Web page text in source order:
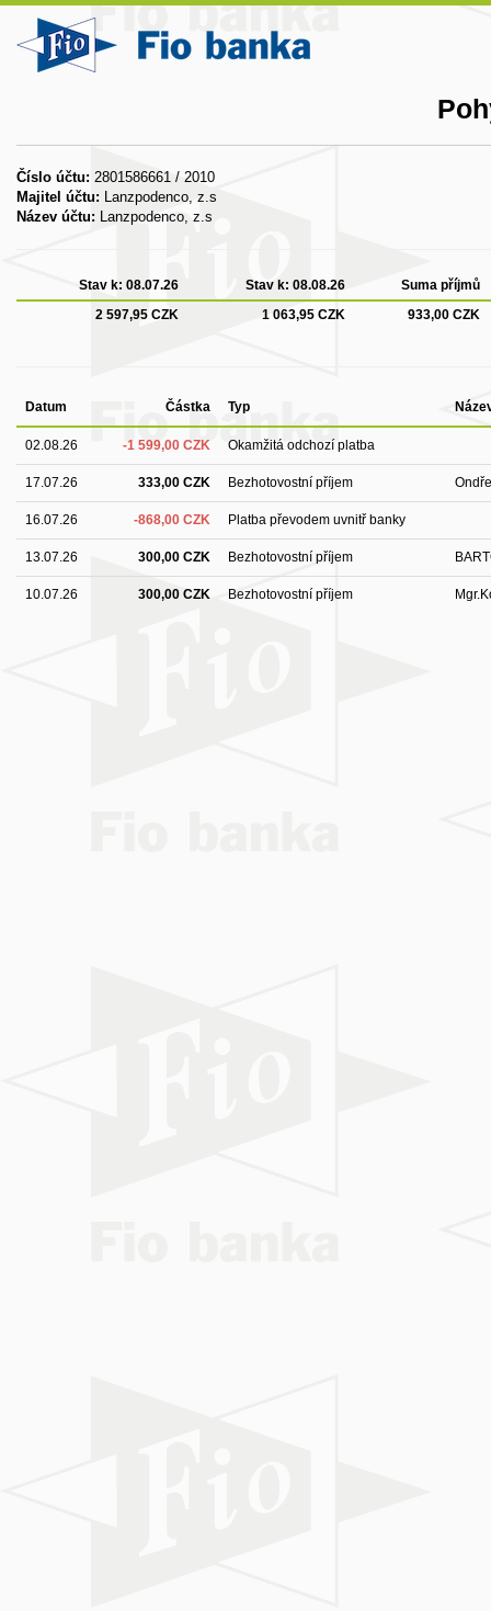
Číslo účtu: 2801586661 / 2010
Majitel účtu: Lanzpodenco, z.s
Název účtu: Lanzpodenco, z.s
Stav k: 08.07.26 Stav k: 08.08.26
Suma příjmů
2 597,95 CZK
1 063,95 CZK 933,00 CZK
Datum Částka Typ
02.08.26 -1 599,00 CZK Okamžitá odchozí platba
17.07.26 333,00 CZK Bezhotovostní příjem
16.07.26 -868,00 CZK Platba převodem uvnitř banky
13.07.26 300,00 CZK Bezhotovostní příjem
10.07.26 300,00 CZK Bezhotovostní příjem